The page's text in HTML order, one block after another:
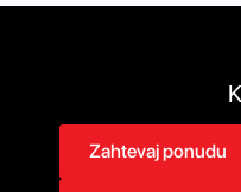
Zahtevaj ponudu